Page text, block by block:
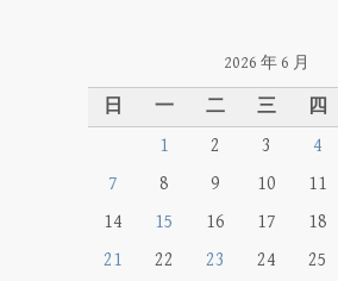
2026 年 6 月
日 一 二 三 四
1
2 3 4
7
8 9 10 11
14
15 16 17 18
21
22 23 24 25